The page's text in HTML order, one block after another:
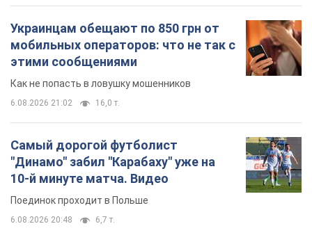
Украинцам обещают по 850 грн от
мобильных операторов: что не так с
этими сообщениями
Как не попасть в ловушку мошенников
6.08.2026 21:02 16,0 т.
Самый дорогой футболист
"Динамо" забил "Карабаху" уже на
10-й минуте матча. Видео
Поединок проходит в Польше
6.08.2026 20:48 6,7 т.